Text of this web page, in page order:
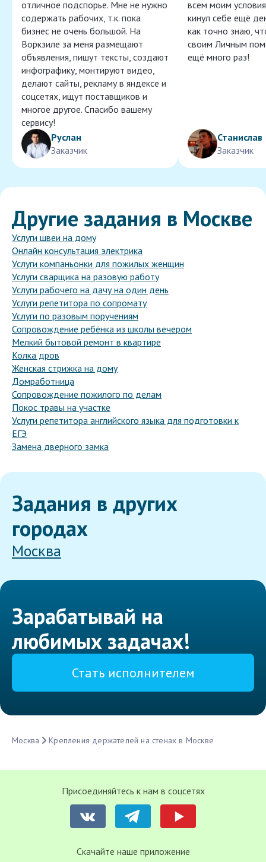
отличное подспорье. Мне не нужно
содержать рабочих, т.к. пока
бизнес не очень большой. На
Воркзиле за меня размещают
объявления, пишут тексты, создают
инфографику, монтируют видео,
делают сайты, рекламу в яндексе и
соцсетях, ищут поставщиков и
многое другое. Спасибо вашему
сервису!
Руслан
Заказчик
всем моим
кинул себе ещё
как точно знаю,
своим Личным
ещё много раз!
Станислав
Заказчик
Другие задания в Москве
Услуги швеи на дому
Онлайн консультация электрика
Услуги компаньонки для пожилых женщин
Услуги сварщика на разовую работу
Услуги рабочего на дачу на один день
Услуги репетитора по сопромату
Услуги по разовым поручениям
Сопровождение ребёнка из школы вечером
Мелкий бытовой ремонт в квартире
Колка дров
Женская стрижка на дому
Домработница
Сопровождение пожилого по делам
Покос травы на участке
Услуги репетитора английского языка для подготовки к
ЕГЭ
Замена дверного замка
Задания в других
городах
Москва
Зарабатывай на
любимых задачах!
Стать исполнителем
Москва Крепления держателей на стенах в Москве
Присоединяйтесь к нам в соцсетях
Cкачайте наше приложение